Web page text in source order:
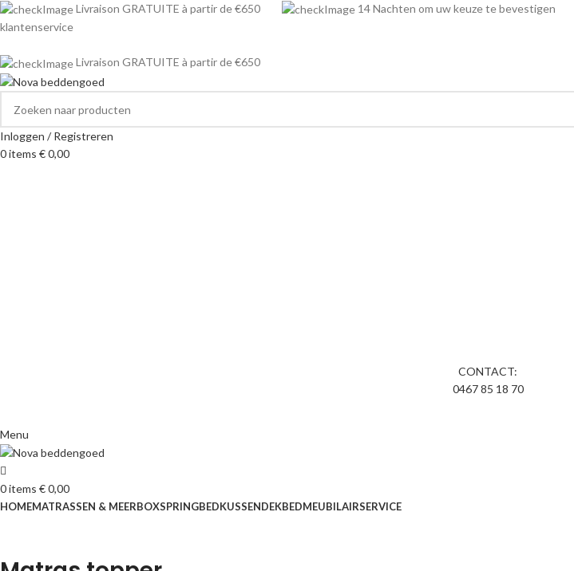
Livraison GRATUITE à partir de €650 14 Nachten om uw keuze te bevestigen
klantenservice
Livraison GRATUITE à partir de €650
Inloggen / Registreren
0items €0,00
CONTACT:
0467 85 18 70
Menu
0items €0,00
HOMEMATRASSEN & MEERBOXSPRINGBEDKUSSENDEKBEDMEUBILAIRSERVICE